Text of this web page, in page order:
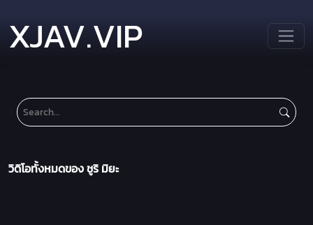
XJAV.VIP
วิดิโอทั้งหมดของ ชูริ มิยะ